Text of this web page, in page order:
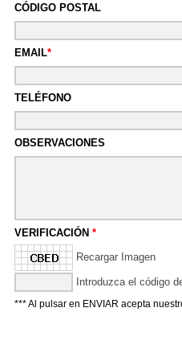
CÓDIGO POSTAL
EMAIL*
TELÉFONO
OBSERVACIONES
VERIFICACIÓN *
Recargar Imagen
Introduzca el código
*** Al pulsar en ENVIAR acepta